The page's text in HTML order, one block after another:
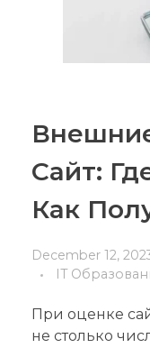
Сайт:
Как
December 12,
IT
При оценке
не столько